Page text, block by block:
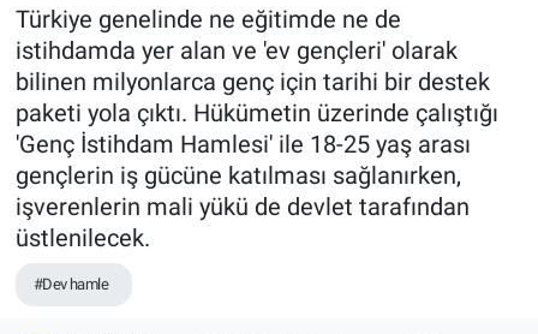
Türkiye genelinde ne eğitimde ne de
istihdamda yer alan ve 'ev gençleri' olarak
bilinen milyonlarca genç için tarihi bir destek
paketi yola çıktı. Hükümetin üzerinde çalıştığı
'Genç İstihdam Hamlesi' ile 18-25 yaş arası
gençlerin iş gücüne katılması sağlanırken,
işverenlerin mali yükü de devlet tarafından
üstlenilecek.
#Dev hamle
Tüm Manşetler
Son Dakika Haberleri
Haber Arşivi